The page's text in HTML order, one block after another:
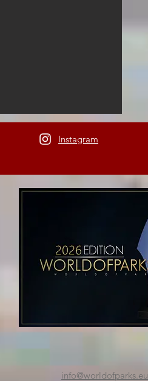
Instagram
info@worldofparks.eu